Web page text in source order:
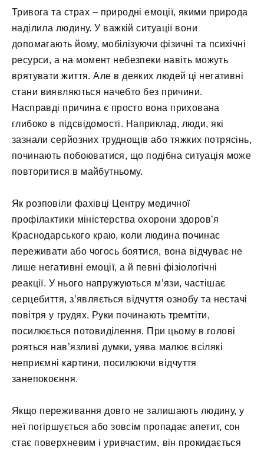
Тривога та страх – природні емоції, якими природа
наділила людину. У важкій ситуації вони
допомагають йому, мобілізуючи фізичні та психічні
ресурси, а на момент небезпеки навіть можуть
врятувати життя. Але в деяких людей ці негативні
стани виявляються начебто без причини.
Насправді причина є просто вона прихована
глибоко в підсвідомості. Наприклад, люди, які
зазнали серйозних труднощів або тяжких потрясінь,
починають побоюватися, що подібна ситуація може
повторитися в майбутньому.
Як розповіли фахівці Центру медичної
профілактики міністерства охорони здоров’я
Краснодарського краю, коли людина починає
переживати або чогось боятися, вона відчуває не
лише негативні емоції, а й певні фізіологічні
реакції. У нього напружуються м’язи, частішає
серцебиття, з’являється відчуття ознобу та нестачі
повітря у грудях. Руки починають тремтіти,
посилюється потовиділення. При цьому в голові
рояться нав’язливі думки, уява малює всілякі
неприємні картини, посилюючи відчуття
занепокоєння.
Якщо переживання довго не залишають людину, у
неї погіршується або зовсім пропадає апетит, сон
стає поверхневим і уривчастим, він прокидається